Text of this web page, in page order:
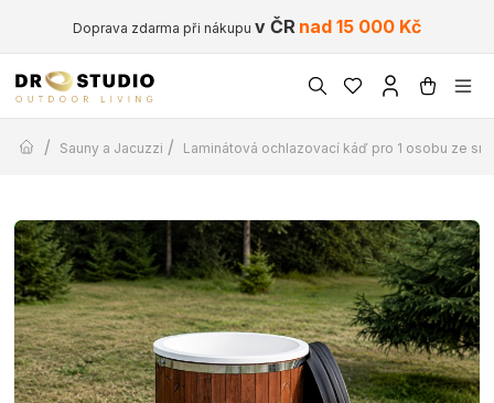
Doprava zdarma při nákupu v ČR nad 15 000 Kč
/ Sauny a Jacuzzi / Laminátová ochlazovací káď pro 1 osobu ze